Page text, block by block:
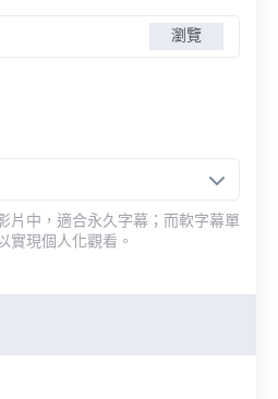
瀏覽
片中，適合永久字幕；而軟字幕單
實現個人化觀看。